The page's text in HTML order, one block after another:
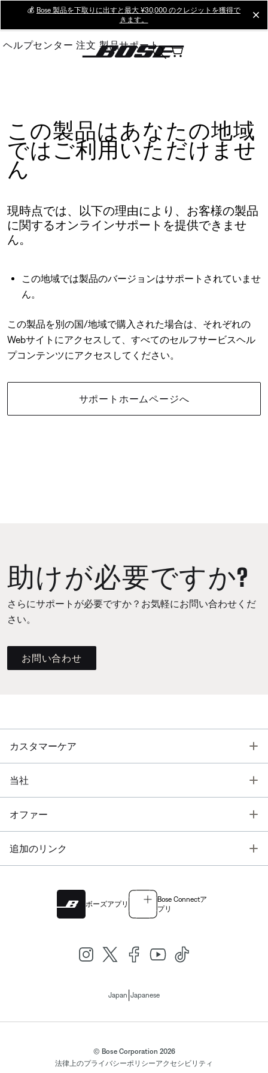
Main
💰 Bose 製品を下取りに出すと最大 ¥30,000 のクレジットを獲得で
きます。
ヘルプセンター 注文 製品サポート
この製品はあなたの地域
ではご利用いただけませ
ん
現時点では、以下の理由により、お客様の製品
に関するオンラインサポートを提供できませ
ん。
この地域では製品のバージョンはサポートされていませ
ん。
この製品を別の国/地域で購入された場合は、それぞれの
Webサイトにアクセスして、すべてのセルフサービスヘル
プコンテンツにアクセスしてください。
サポートホームページへ
助けが必要ですか?
さらにサポートが必要ですか？お気軽にお問い合わせくだ
さい。
お問い合わせ
カスタマーケア
当社
オファー
追加のリンク
ボーズアプリ
Bose Connectア
プリ
Japan Japanese
© Bose Corporation 2026
法律上のプライバシーポリシーアクセシビリティ